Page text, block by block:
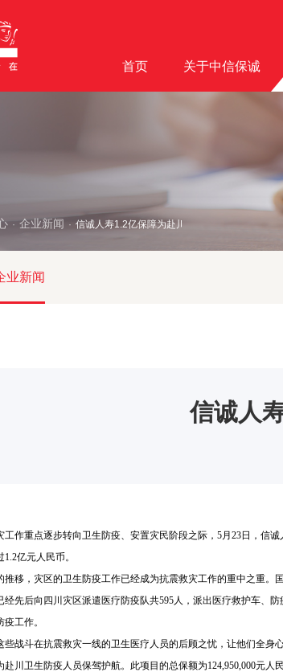
首页 关于中信保诚
· 企业新闻 · 信诚人寿1.2亿保障为赴川防疫人员护航
业新闻
信诚人
工作重点逐步转向卫生防疫、安置灾民阶段之际， 5月 23日 ，信
1.2亿元人民币。
推移，灾区的卫生防疫工作已经成为抗震救灾工作的重中之重。
经先后向四川灾区派遣医疗防疫队共595人，派出医疗救护车、
工作。
些战斗在抗震救灾一线的卫生医疗人员的后顾之忧，让他们全
赴川卫生防疫人员保驾护航。此项目的总保额为124,950,000元人